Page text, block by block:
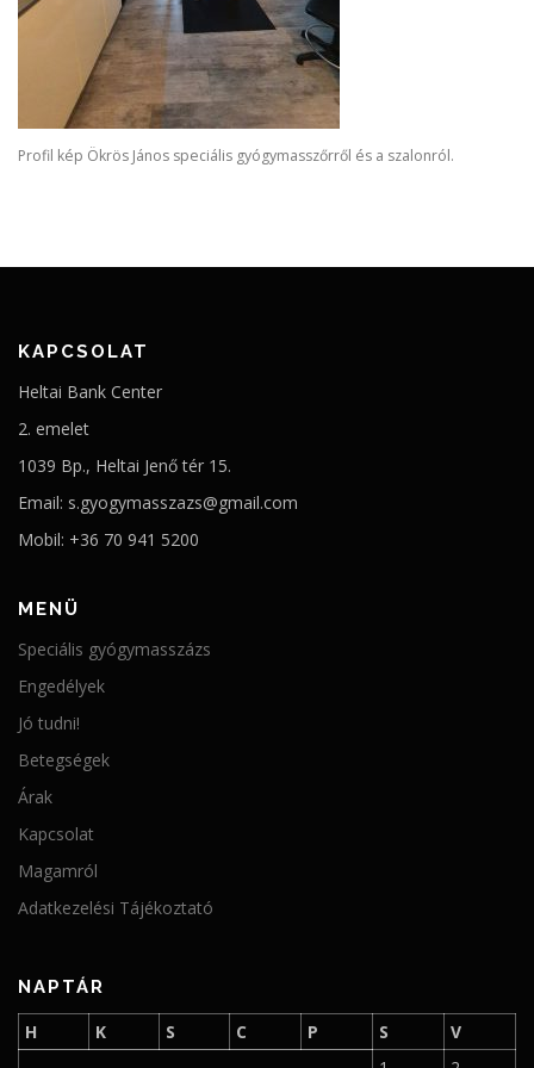
Profil kép Ökrös János speciális gyógymasszőrről és a szalonról.
KAPCSOLAT
Heltai Bank Center
2. emelet
1039 Bp., Heltai Jenő tér 15.
Email: s.gyogymasszazs@gmail.com
Mobil: +36 70 941 5200
MENÜ
Speciális gyógymasszázs
Engedélyek
Jó tudni!
Betegségek
Árak
Kapcsolat
Magamról
Adatkezelési Tájékoztató
NAPTÁR
H K S C P S
V